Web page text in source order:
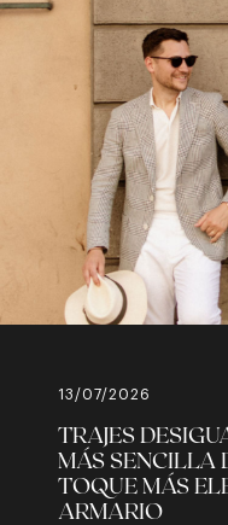
13/07/2026
TRAJES
MÁS SENCILLA
TOQUE MÁS
ARMARIO